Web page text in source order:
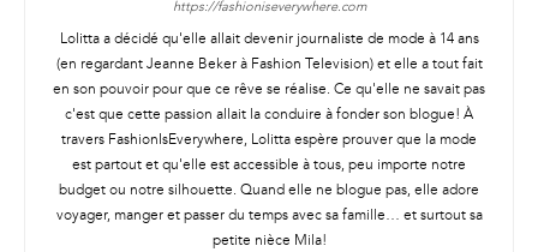
https://fashioniseverywhere.com
Lolitta a décidé qu'elle allait devenir journaliste de mode à 14 ans
(en regardant Jeanne Beker à Fashion Television) et elle a tout fait
en son pouvoir pour que ce rêve se réalise. Ce qu'elle ne savait pas
c'est que cette passion allait la conduire à fonder son blogue! À
travers FashionIsEverywhere, Lolitta espère prouver que la mode
est partout et qu'elle est accessible à tous, peu importe notre
budget ou notre silhouette. Quand elle ne blogue pas, elle adore
voyager, manger et passer du temps avec sa famille… et surtout sa
petite nièce Mila!